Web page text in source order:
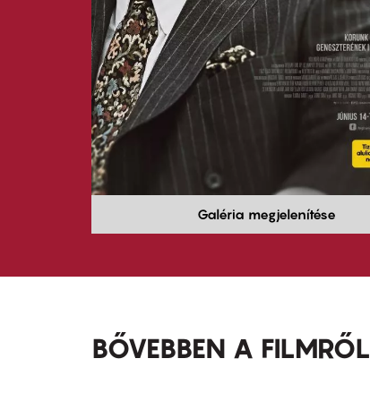
Galéria megjelenítése
BŐVEBBEN A FILMRŐL